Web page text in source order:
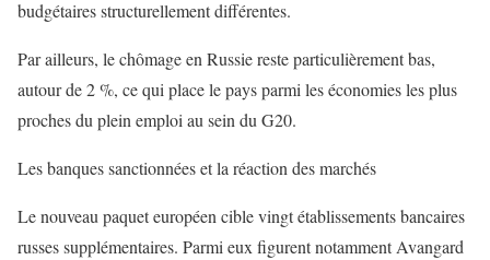
budgétaires structurellement différentes.
Par ailleurs, le chômage en Russie reste particulièrement bas,
autour de 2 %, ce qui place le pays parmi les économies les plus
proches du plein emploi au sein du G20.
Les banques sanctionnées et la réaction des marchés
Le nouveau paquet européen cible vingt établissements bancaires
russes supplémentaires. Parmi eux figurent notamment Avangard